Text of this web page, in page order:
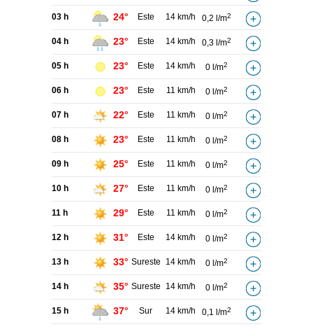
03 h 24° Este 14 km/h 0,2 l/m2
04 h 23° Este 14 km/h 0,3 l/m2
05 h 23° Este 14 km/h 0 l/m2
06 h 23° Este 11 km/h 0 l/m2
07 h 22° Este 11 km/h 0 l/m2
08 h 23° Este 11 km/h 0 l/m2
09 h 25° Este 11 km/h 0 l/m2
10 h 27° Este 11 km/h 0 l/m2
11 h 29° Este 11 km/h 0 l/m2
12 h 31° Este 14 km/h 0 l/m2
13 h 33° Sureste 14 km/h 0 l/m2
14 h 35° Sureste 14 km/h 0 l/m2
15 h 37° Sur 14 km/h 0,1 l/m2